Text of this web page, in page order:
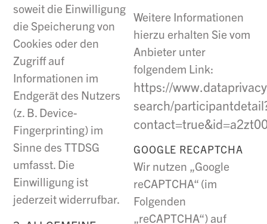
soweit die Einwilligung
die Speicherung von
Cookies oder den
Zugriff auf
Informationen im
Endgerät des Nutzers
(z. B. Device-
Fingerprinting) im
Sinne des TTDSG
umfasst. Die
Einwilligung ist
jederzeit widerrufbar.
Weitere Informationen
hierzu erhalten Sie vom
Anbieter unter
folgendem Link:
https://
search/
GOOGLE RECAPTCHA
Wir nutzen „Google
reCAPTCHA“ (im
Folgenden
„reCAPTCHA“) auf